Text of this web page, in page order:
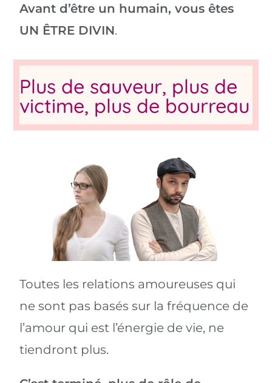
Avant d’être un humain, vous êtes
UN ÊTRE DIVIN.
Plus de sauveur, plus de
victime, plus de bourreau
Toutes les relations amoureuses qui
ne sont pas basés sur la fréquence de
l’amour qui est l’énergie de vie, ne
tiendront plus.